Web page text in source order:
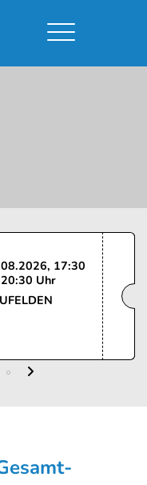
17:30
20:30 Uhr